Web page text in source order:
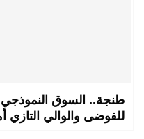
طنجة.. السوق النموذجي
للفوضى والوالي التازي